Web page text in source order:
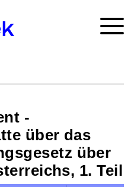
-
über das
über
1. Teil